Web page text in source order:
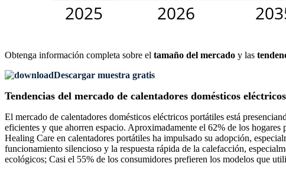
Obtenga información completa sobre el tamaño del mercado y las
Descargar muestra gratis
Tendencias del mercado de calentadores domésticos
El mercado de calentadores domésticos eléctricos portátiles está
eficientes y que ahorren espacio. Aproximadamente el 62% de los
Healing Care en calentadores portátiles ha impulsado su adopción,
funcionamiento silencioso y la respuesta rápida de la calefacción,
ecológicos; Casi el 55% de los consumidores prefieren los modelos que